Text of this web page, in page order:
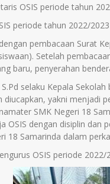
OSIS periode tahun
periode tahun 2022/2023
pembacaan Surat
Setelah
baru, penyerahan
selaku Kepala
diucapkan, yakni menjadi
SMK Negeri 18
OSIS dengan disiplin
18 Samarinda dalam
OSIS periode 2022/